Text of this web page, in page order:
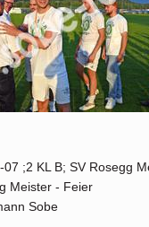
;2 KL B; SV Rosegg
Meister - Feier
Sobe